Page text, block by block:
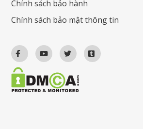
Chính sách bảo hành
Chính sách bảo mật thông tin